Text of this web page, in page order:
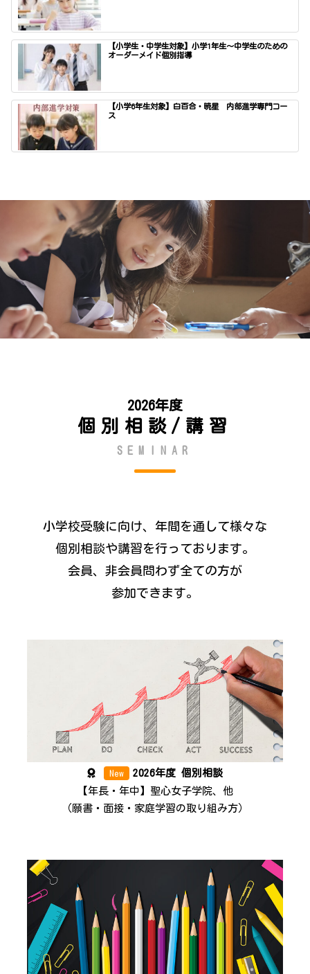
【小学生・中学生対象】小学1年生〜中学生のための
オーダーメイド個別指導
【小学6年生対象】白百合・暁星 内部進学専門コー
ス
2026年度
個別相談/講習
SEMINAR
小学校受験に向け、年間を通して様々な
個別相談や講習を行っております。
会員、非会員問わず全ての方が
参加できます。
New
2026年度 個別相談
【年長・年中】聖心女子学院、他
（願書・面接・家庭学習の取り組み方）